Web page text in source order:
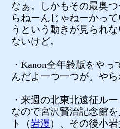
なぁ。しかもその最奥
らねーんじゃねーかっ
うという動きが見られ
ないけど。
・Kanon全年齢版をや
んだよ一つ一つが。やら
・来週の北東北遠征ル
なので宮沢賢治記念館
ト（岩漫 ）、その後小